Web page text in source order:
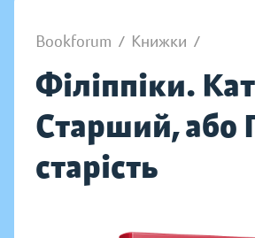
Bookforum / Книжки /
Філіппіки.
Старший, або
старість